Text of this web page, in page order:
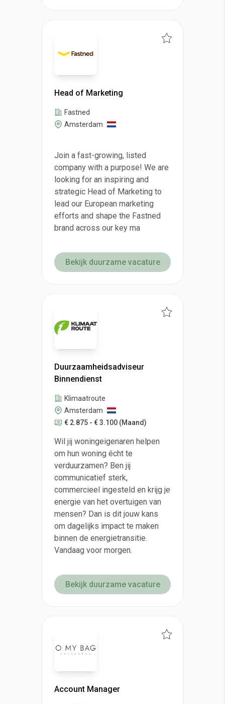
Head of Marketing
Fastned
Amsterdam
Join a fast-growing, listed
company with a purpose! We are
looking for an inspiring and
strategic Head of Marketing to
lead our European marketing
efforts and shape the Fastned
brand across our key ma
Bekijk duurzame vacature
Duurzaamheidsadviseur
Binnendienst
Klimaatroute
Amsterdam
€ 2.875 - € 3.100 (Maand)
Wil jij woningeigenaren helpen
om hun woning écht te
verduurzamen? Ben jij
communicatief sterk,
commercieel ingesteld en krijg je
energie van het overtuigen van
mensen? Dan is dit jouw kans
om dagelijks impact te maken
binnen de energietransitie.
Vandaag voor morgen.
Bekijk duurzame vacature
Account Manager